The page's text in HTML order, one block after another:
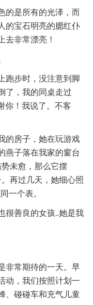
的是所有的光泽，而
的宝石明亮的腮红仆
去非常漂亮！
跑步时，没注意到脚
了，我的同桌走过
你！我说了。不客
的房子，她在玩游戏
燕子落在我家的窗台
未愈，那么它摆
再过几天，她细心照
一个表。
很善良的女孩..她是我
非常期待的一天。早
动，我们按照计划一
、碰碰车和充气儿童